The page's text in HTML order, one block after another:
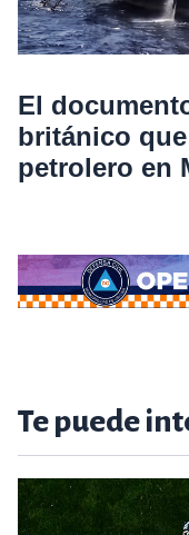
El
británico
petrolero en
Te puede